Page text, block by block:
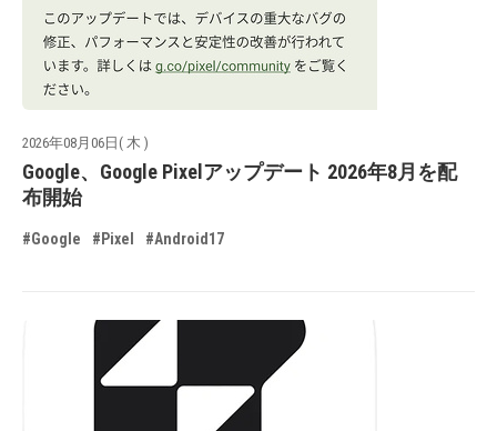
2026年08月06日( 木 )
Google、Google Pixelアップデート 2026年8月を配
布開始
#Google #Pixel #Android17